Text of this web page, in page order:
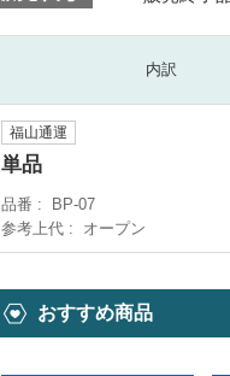
内訳
福山通運
単品
品番
BP-07
参考上代
オープン
おすすめ商品